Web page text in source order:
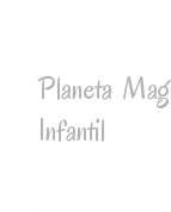
Planeta
Infantil